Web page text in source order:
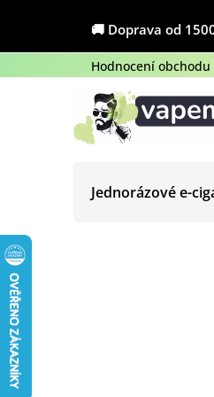
obsah
🚚 Doprava od
Hodnocení obchodu
Jednorázové e-